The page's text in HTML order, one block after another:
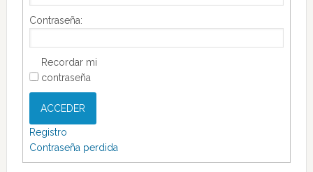
Contraseña:
Recordar mi
contraseña
ACCEDER
Registro
Contraseña perdida